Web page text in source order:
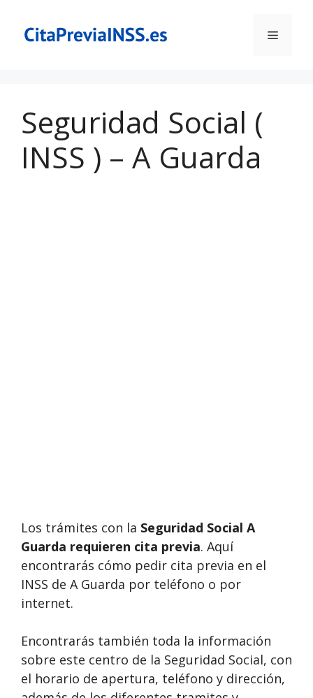
contenido
Menú
Seguridad Social (
INSS ) – A Guarda
Los trámites con la Seguridad Social A
Guarda requieren cita previa. Aquí
encontrarás cómo pedir cita previa en el
INSS de A Guarda por teléfono o por
internet.
Encontrarás también toda la información
sobre este centro de la Seguridad Social, con
el horario de apertura, teléfono y dirección,